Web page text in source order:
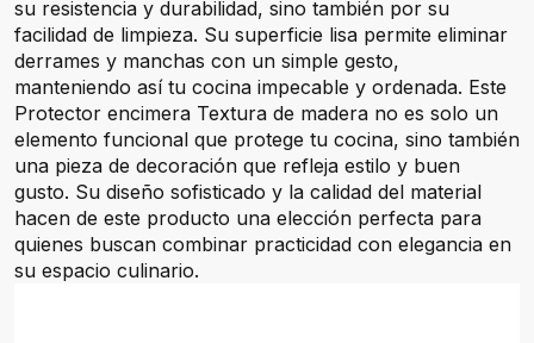
su resistencia y durabilidad, sino también por su
facilidad de limpieza. Su superficie lisa permite eliminar
derrames y manchas con un simple gesto,
manteniendo así tu cocina impecable y ordenada. Este
Protector encimera Textura de madera no es solo un
elemento funcional que protege tu cocina, sino también
una pieza de decoración que refleja estilo y buen
gusto. Su diseño sofisticado y la calidad del material
hacen de este producto una elección perfecta para
quienes buscan combinar practicidad con elegancia en
su espacio culinario.